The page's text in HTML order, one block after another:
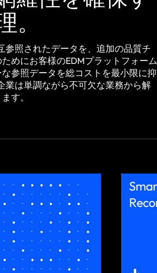
照されたデータを、追加の品質チ
めにお客様のEDMプラットフォーム
参照データを総コストを最小限に抑
業は単調ながら不可欠な業務から解
す。